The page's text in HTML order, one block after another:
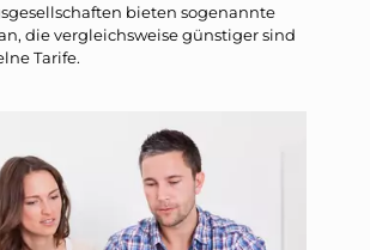
bieten sogenannte
an, die vergleichsweise günstiger sind
Tarife.